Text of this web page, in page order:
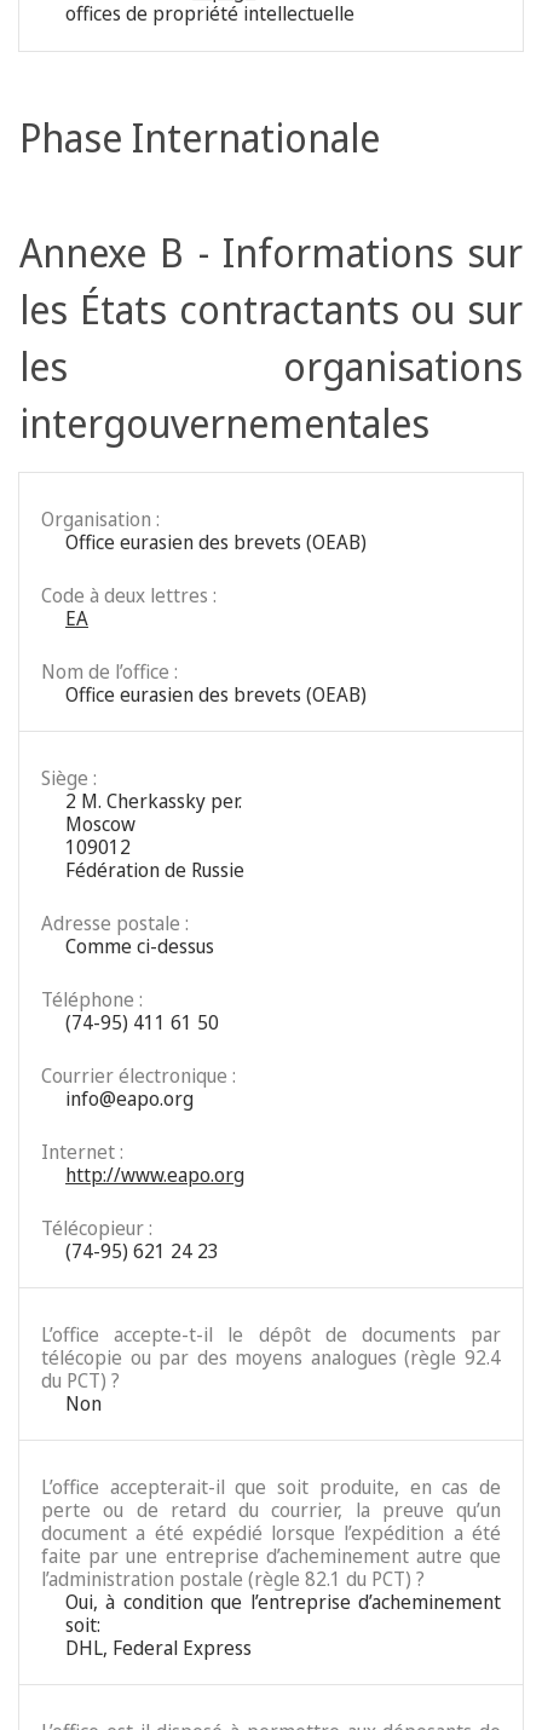
offices de propriété intellectuelle
Phase Internationale
Annexe B - Informations sur
les États contractants ou sur
les organisations
intergouvernementales
Organisation :
Office eurasien des brevets (OEAB)
Code à deux lettres :
EA
Nom de l’office :
Office eurasien des brevets (OEAB)
Siège :
2 M. Cherkassky per.
Moscow
109012
Fédération de Russie
Adresse postale :
Comme ci-dessus
Téléphone :
(74-95) 411 61 50
Courrier électronique :
info@eapo.org
Internet :
http://www.eapo.org
Télécopieur :
(74-95) 621 24 23
L’office accepte-t-il le dépôt de documents par
télécopie ou par des moyens analogues (règle 92.4
du PCT) ?
Non
L’office accepterait-il que soit produite, en cas de
perte ou de retard du courrier, la preuve qu’un
document a été expédié lorsque l’expédition a été
faite par une entreprise d’acheminement autre que
l’administration postale (règle 82.1 du PCT) ?
Oui, à condition que l’entreprise d’acheminement
soit:
DHL, Federal Express